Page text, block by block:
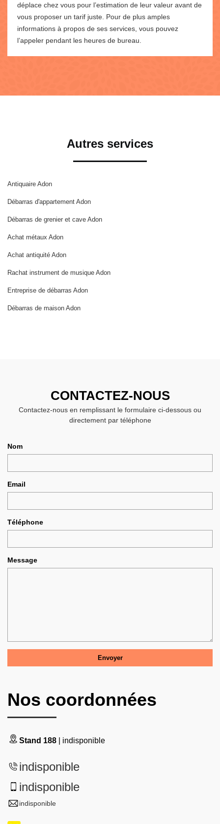
déplace chez vous pour l’estimation de leur valeur avant de
vous proposer un tarif juste. Pour de plus amples
informations à propos de ses services, vous pouvez
l’appeler pendant les heures de bureau.
Autres services
Antiquaire Adon
Débarras d'appartement Adon
Débarras de grenier et cave Adon
Achat métaux Adon
Achat antiquité Adon
Rachat instrument de musique Adon
Entreprise de débarras Adon
Débarras de maison Adon
CONTACTEZ-NOUS
Contactez-nous en remplissant le formulaire ci-dessous ou
directement par téléphone
Nom
Email
Téléphone
Message
Nos coordonnées
Stand 188 | indisponible
indisponible
indisponible
indisponible